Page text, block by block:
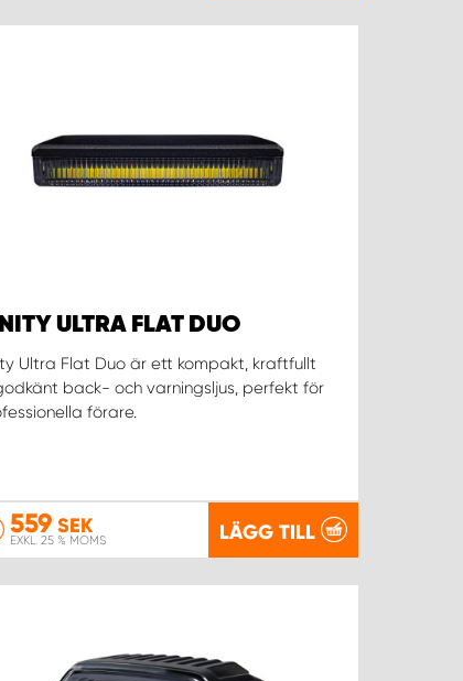
ULTRA FLAT DUO
Ultra Flat Duo är ett kompakt, kraftfullt
back- och varningsljus, perfekt för
förare.
559 SEK
EXKL. 25 % MOMS LÄGG TILL